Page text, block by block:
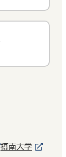
摂南大学